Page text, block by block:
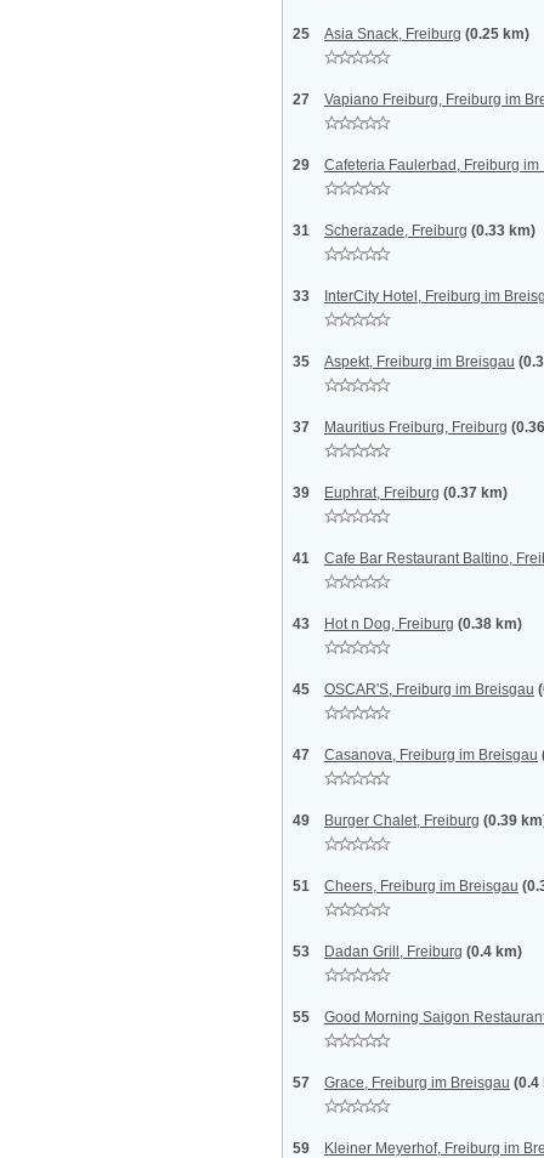
25 Asia Snack, Freiburg (0.25 km)
27 Vapiano Freiburg, Freiburg im
29 Cafeteria Faulerbad, Freiburg im
31 Scherazade, Freiburg (0.33 km)
33 InterCity Hotel, Freiburg im
35 Aspekt, Freiburg im Breisgau
37 Mauritius Freiburg, Freiburg
39 Euphrat, Freiburg (0.37 km)
41 Cafe Bar Restaurant Baltino,
43 Hot n Dog, Freiburg (0.38 km)
45 OSCAR'S, Freiburg im Breisgau
47 Casanova, Freiburg im Breisgau
49 Burger Chalet, Freiburg (0.39
51 Cheers, Freiburg im Breisgau
53 Dadan Grill, Freiburg (0.4 km)
55 Good Morning Saigon
57 Grace, Freiburg im Breisgau (0.4
59 Kleiner Meyerhof, Freiburg im